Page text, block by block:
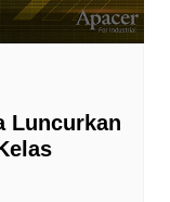
Luncurkan